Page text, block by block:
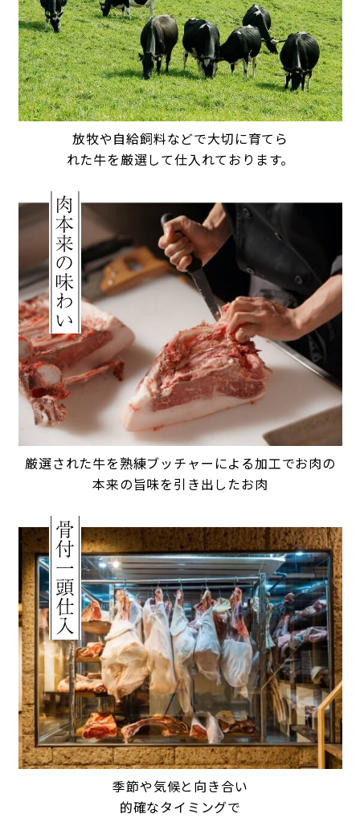
放牧や自給飼料などで大切に育てら
れた牛を厳選して仕入れております。
厳選された牛を熟練ブッチャー による加工でお肉の
本来の旨味を引き出したお肉
季節や気候と向き合い
的確なタイミングで